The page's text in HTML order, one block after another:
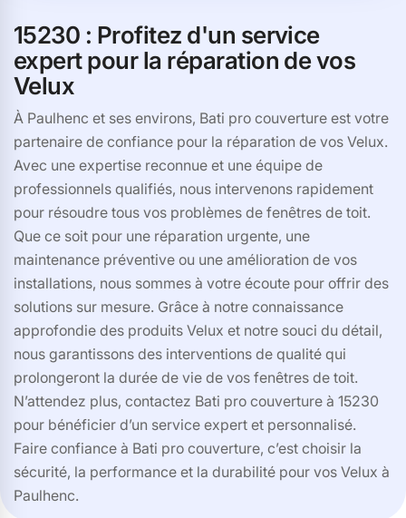
15230 : Profitez d'un service
expert pour la réparation de vos
Velux
À Paulhenc et ses environs, Bati pro couverture est votre
partenaire de confiance pour la réparation de vos Velux.
Avec une expertise reconnue et une équipe de
professionnels qualifiés, nous intervenons rapidement
pour résoudre tous vos problèmes de fenêtres de toit.
Que ce soit pour une réparation urgente, une
maintenance préventive ou une amélioration de vos
installations, nous sommes à votre écoute pour offrir des
solutions sur mesure. Grâce à notre connaissance
approfondie des produits Velux et notre souci du détail,
nous garantissons des interventions de qualité qui
prolongeront la durée de vie de vos fenêtres de toit.
N’attendez plus, contactez Bati pro couverture à 15230
pour bénéficier d’un service expert et personnalisé.
Faire confiance à Bati pro couverture, c’est choisir la
sécurité, la performance et la durabilité pour vos Velux à
Paulhenc.